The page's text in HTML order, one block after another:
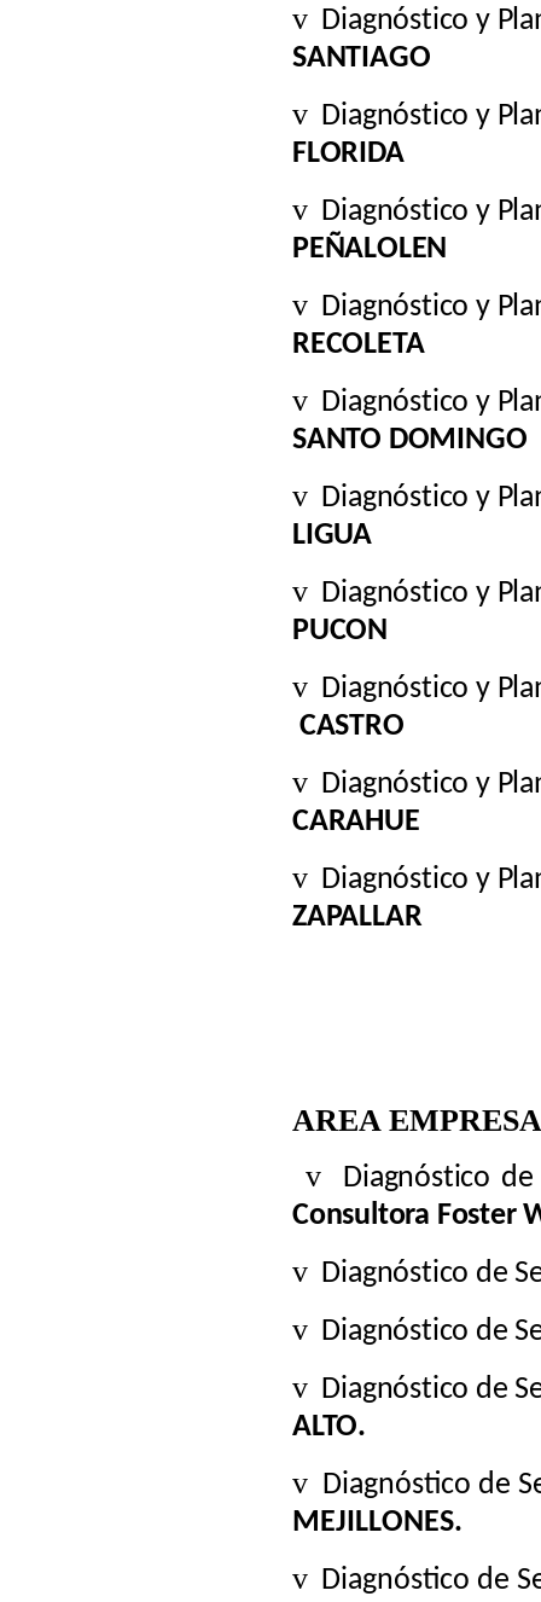
v Diagnóstico y
SANTIAGO
v Diagnóstico y
FLORIDA
v Diagnóstico y
PEÑALOLEN
v Diagnóstico y
RECOLETA
v Diagnóstico y
SANTO DOMINGO
v Diagnóstico y
LIGUA
v Diagnóstico y
PUCON
v Diagnóstico y
CASTRO
v Diagnóstico y
CARAHUE
v Diagnóstico y
ZAPALLAR
AREA
v
Diagnóstico
Consultora Foster
v Diagnóstico de
v Diagnóstico de
v Diagnóstico de
ALTO.
v Diagnóstico de
MEJILLONES.
v Diagnóstico de